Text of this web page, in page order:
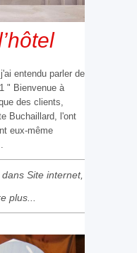
entendu parler de
" Bienvenue à
des clients,
Buchaillard, l'ont
eux-même
dans Site internet,
plus...